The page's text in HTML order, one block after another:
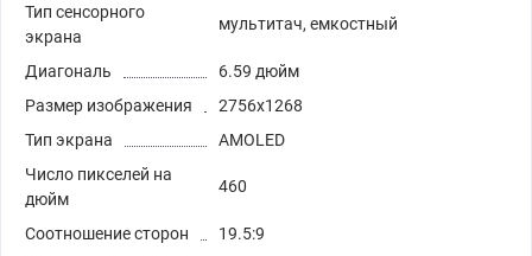
Тип сенсорного
экрана
мультитач, емкостный
Диагональ
6.59 дюйм
Размер изображения
2756x1268
Тип экрана
AMOLED
Число пикселей на
дюйм
460
Соотношение сторон
19.5:9